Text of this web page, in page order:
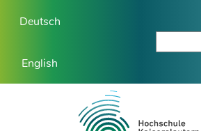
Deutsch
English